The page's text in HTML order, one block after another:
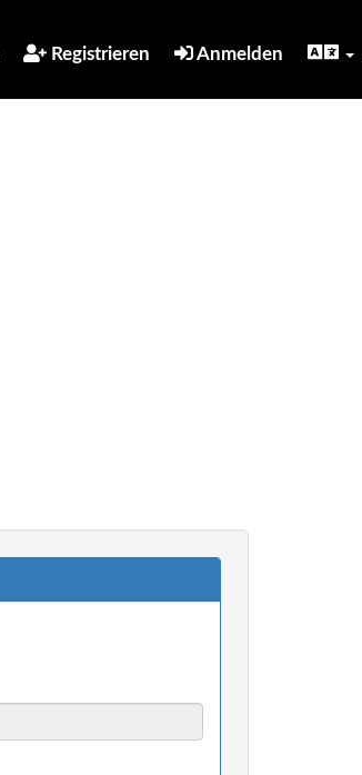
Registrieren Anmelden